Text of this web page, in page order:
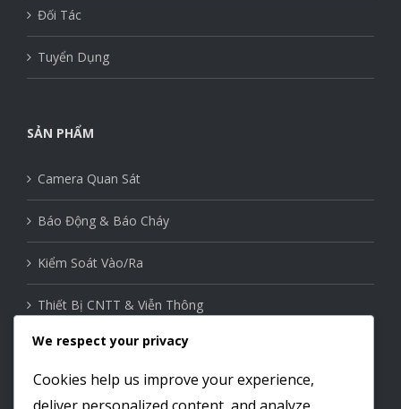
Đối Tác
Tuyển Dụng
SẢN PHẨM
Camera Quan Sát
Báo Động & Báo Cháy
Kiểm Soát Vào/Ra
Thiết Bị CNTT & Viễn Thông
Thiết Bị Mạng
Nhà Thông Minh
We respect your privacy
Cookies help us improve your experience,